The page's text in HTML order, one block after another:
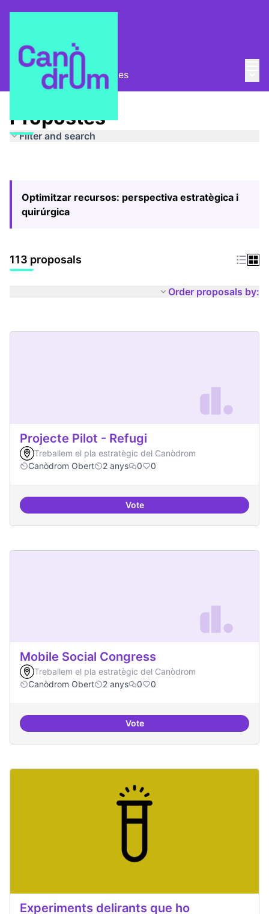
Pla Estratègic Propostes
Propostes
Filter and search
Optimitzar recursos: perspectiva estratègica i
quirúrgica
113 proposals
Order proposals by:
Projecte Pilot - Refugi
Treballem el pla estratègic del Canòdrom
Canòdrom Obert
2 anys 0 0
VoteProjecte Pilot - Refugi
Mobile Social Congress
Treballem el pla estratègic del Canòdrom
Canòdrom Obert
2 anys 0 0
VoteMobile Social Congress
Experiments delirants que ho